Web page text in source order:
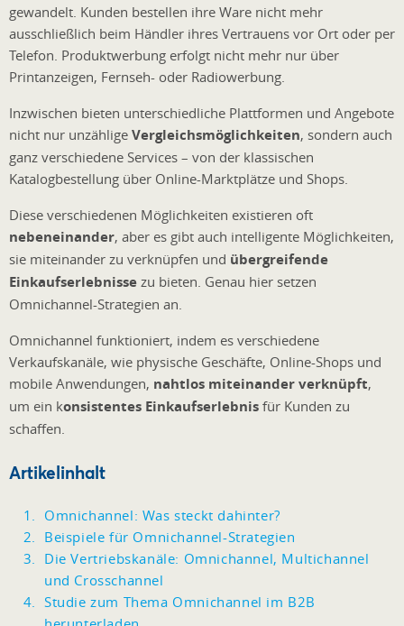
gewandelt. Kunden bestellen ihre Ware nicht mehr
ausschließlich beim Händler ihres Vertrauens vor Ort oder per
Telefon. Produktwerbung erfolgt nicht mehr nur über
Printanzeigen, Fernseh- oder Radiowerbung.
Inzwischen bieten unterschiedliche Plattformen und Angebote
nicht nur unzählige Vergleichsmöglichkeiten, sondern auch
ganz verschiedene Services – von der klassischen
Katalogbestellung über Online-Marktplätze und Shops.
Diese verschiedenen Möglichkeiten existieren oft
nebeneinander, aber es gibt auch intelligente Möglichkeiten,
sie miteinander zu verknüpfen und übergreifende
Einkaufserlebnisse zu bieten. Genau hier setzen
Omnichannel-Strategien an.
Omnichannel funktioniert, indem es verschiedene
Verkaufskanäle, wie physische Geschäfte, Online-Shops und
mobile Anwendungen, nahtlos miteinander verknüpft,
um ein konsistentes Einkaufserlebnis für Kunden zu
schaffen.
Artikelinhalt
Omnichannel: Was steckt dahinter?
Beispiele für Omnichannel-Strategien
Die Vertriebskanäle: Omnichannel, Multichannel
und Crosschannel
Studie zum Thema Omnichannel im B2B